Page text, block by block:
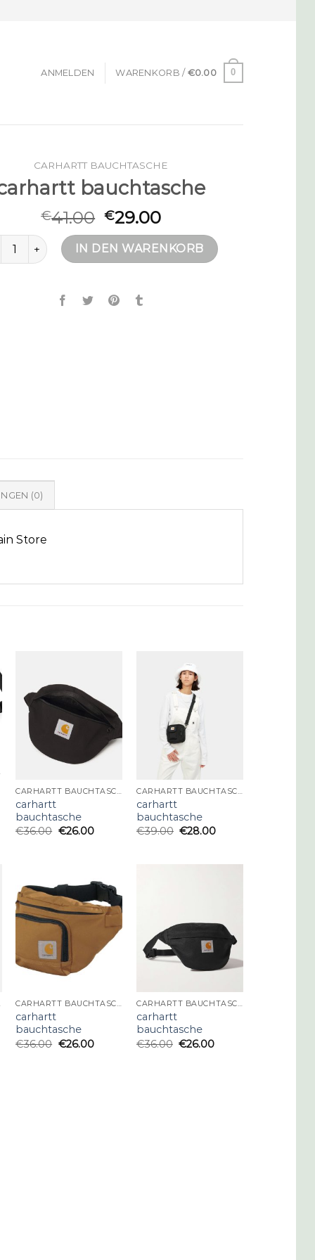
ANMELDEN WARENKORB / €0.00 0
CARHARTT BAUCHTASCHE
bauchtasche
€41.00 €29.00
bauchtasche MengeIN DEN WARENKORB
(0)
Store
CARHARTT BAUCHTASCHE
carhartt
bauchtasche
€36.00 €26.00
CARHARTT BAUCHTASCHE
carhartt
bauchtasche
€39.00 €28.00
CARHARTT BAUCHTASCHE
carhartt
bauchtasche
€36.00 €26.00
CARHARTT BAUCHTASCHE
carhartt
bauchtasche
€36.00 €26.00